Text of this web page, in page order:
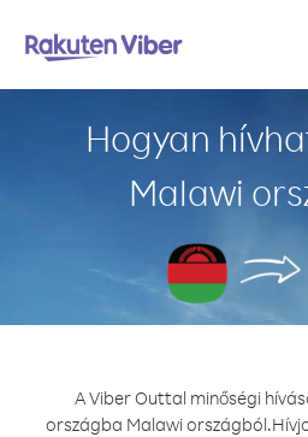
Hogyan
Malawi
A Viber Outtal minőségi
országba Malawi országból.